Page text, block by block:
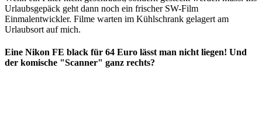
Urlaubsgepäck geht dann noch ein frischer SW-Film
Einmalentwickler. Filme warten im Kühlschrank gelagert am
Urlaubsort auf mich.
Eine Nikon FE black für 64 Euro lässt man nicht liegen! Und
der komische "Scanner" ganz rechts?